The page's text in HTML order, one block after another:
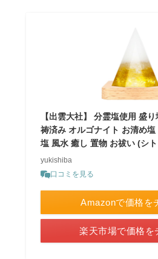
【出雲大社】 分霊塩使用 盛
祷済み オルゴナイト お清め
塩 風水 癒し 置物 お祓い (シ
yukishiba
口コミを見る
Amazonで価格を
楽天市場で価格を